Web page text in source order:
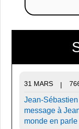
31 MARS |
Jean-
message à
monde en parle